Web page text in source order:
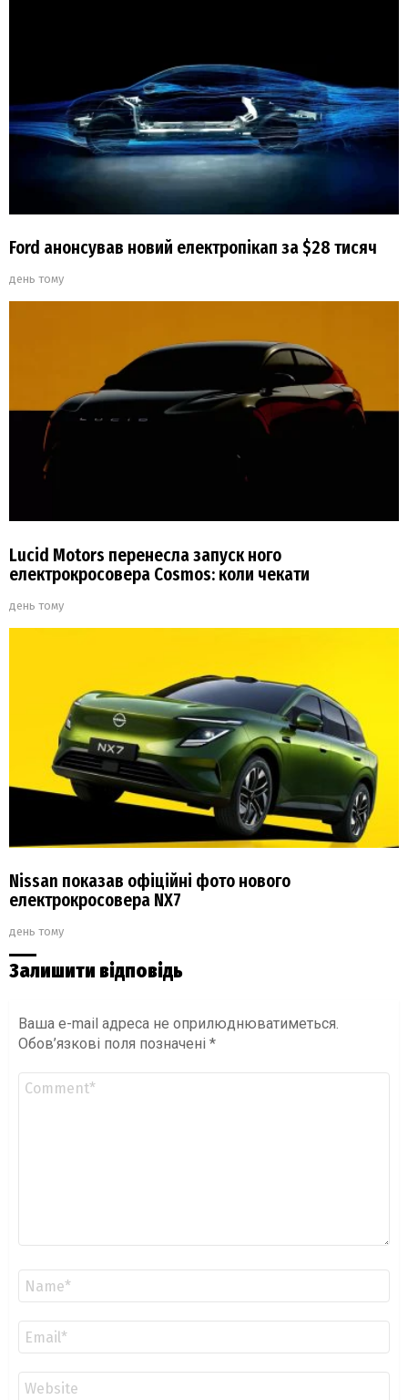
Ford анонсував новий електропікап за $28 тисяч
день тому
Lucid Motors перенесла запуск ного
електрокросовера Cosmos: коли чекати
день тому
Nissan показав офіційні фото нового
електрокросовера NX7
день тому
Залишити відповідь
Ваша e-mail адреса не оприлюднюватиметься.
Обов’язкові поля позначені *
Коментар